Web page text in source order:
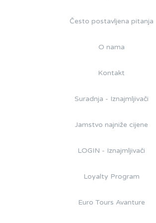
Često postavljena pitanja
O nama
Kontakt
Suradnja - Iznajmljivači
Jamstvo najniže cijene
LOGIN - Iznajmljivači
Loyalty Program
Euro Tours Avanture